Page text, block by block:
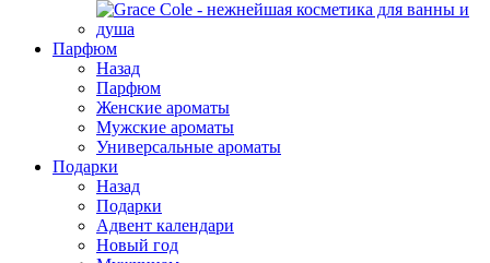
Парфюм
Назад
Парфюм
Женские ароматы
Мужские ароматы
Универсальные ароматы
Подарки
Назад
Подарки
Адвент календари
Новый год